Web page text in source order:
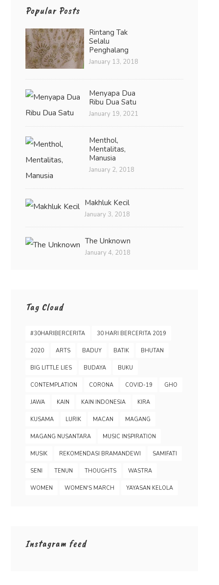
Popular Posts
Rintang Tak
Selalu
Penghalang
January 13, 2018
Menyapa Dua
Ribu Dua Satu
January 19, 2021
Menthol,
Mentalitas,
Manusia
January 2, 2018
Makhluk Kecil
January 3, 2018
The Unknown
January 4, 2018
Tag Cloud
#30HARIBERCERITA 30 HARI BERCERITA 2019
2020 ARTS BADUY BATIK BHUTAN
BIG LITTLE LIES BUDAYA BUKU
CONTEMPLATION CORONA COVID-19 GHO
JAWA KAIN KAIN INDONESIA KIRA
KUSAMA LURIK MACAN MAGANG
MAGANG NUSANTARA MUSIC INSPIRATION
MUSIK REKOMENDASI BRAMANDEWI SAMIFATI
SENI TENUN THOUGHTS WASTRA
WOMEN WOMEN'S MARCH YAYASAN KELOLA
Instagram feed